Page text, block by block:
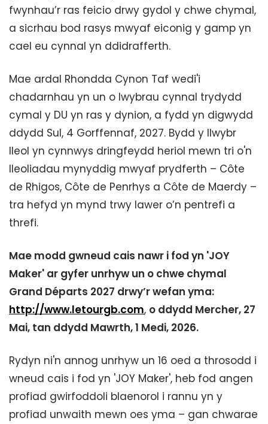
fwynhau’r ras feicio drwy gydol y chwe chymal,
a sicrhau bod rasys mwyaf eiconig y gamp yn
cael eu cynnal yn ddidrafferth.
Mae ardal Rhondda Cynon Taf wedi'i
chadarnhau yn un o lwybrau cynnal trydydd
cymal y DU yn ras y dynion, a fydd yn digwydd
ddydd Sul, 4 Gorffennaf, 2027. Bydd y llwybr
lleol yn cynnwys dringfeydd heriol mewn tri o'n
lleoliadau mynyddig mwyaf prydferth – Côte
de Rhigos, Côte de Penrhys a Côte de Maerdy –
tra hefyd yn mynd trwy lawer o’n pentrefi a
threfi.
Mae modd gwneud cais nawr i fod yn 'JOY
Maker' ar gyfer unrhyw un o chwe chymal
Grand Départs 2027 drwy’r wefan yma:
http://www.letourgb.com, o ddydd Mercher, 27
Mai, tan ddydd Mawrth, 1 Medi, 2026.
Rydyn ni'n annog unrhyw un 16 oed a throsodd i
wneud cais i fod yn 'JOY Maker', heb fod angen
profiad gwirfoddoli blaenorol i rannu yn y
profiad unwaith mewn oes yma – gan chwarae